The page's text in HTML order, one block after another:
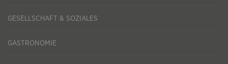
GESELLSCHAFT & SOZIALES
GASTRONOMIE